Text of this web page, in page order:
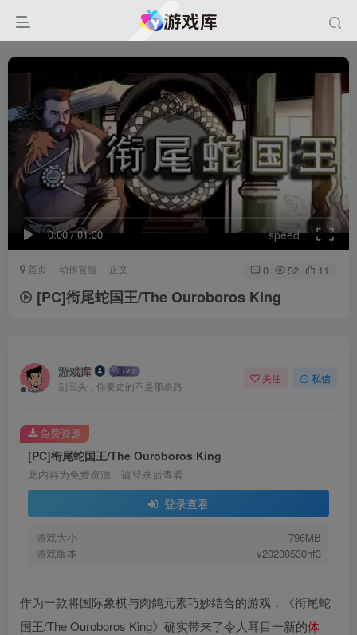
0:00/01:30 speed
首页 动作冒险 正文 0 52 11
[PC]衔尾蛇国王/The Ouroboros King
游戏库
别回头，你要走的不是那条路
关注 私信
[PC]衔尾蛇国王/The Ouroboros King
此内容为免费资源，请登录后查看
登录查看
游戏大小
796MB
游戏版本
v20230530hf3
免费资源
作为一款将国际象棋与肉鸽元素巧妙结合的游戏，《衔尾蛇
国王/The Ouroboros King》确实带来了令人耳目一新的体